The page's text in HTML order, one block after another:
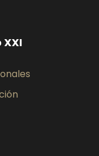
XXI